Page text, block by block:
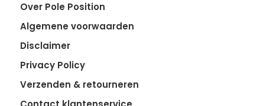
Over Pole Position
Algemene voorwaarden
Disclaimer
Privacy Policy
Verzenden & retourneren